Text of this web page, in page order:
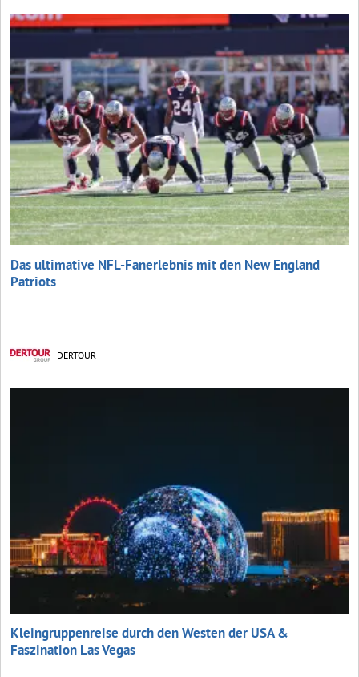
Das ultimative NFL-Fanerlebnis mit den New England
Patriots
DERTOUR
Kleingruppenreise durch den Westen der USA &
Faszination Las Vegas